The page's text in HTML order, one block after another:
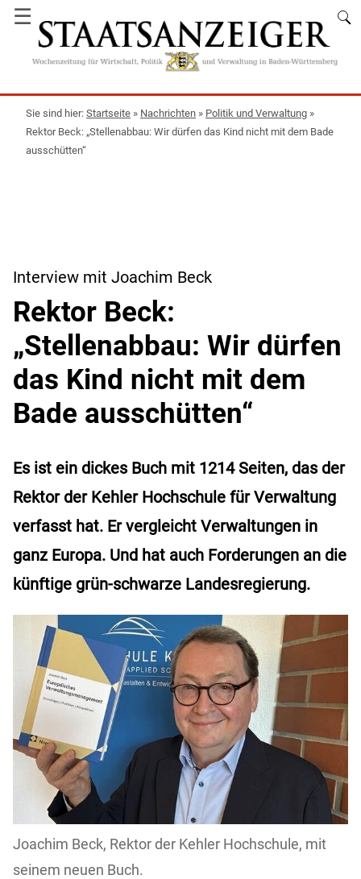
☰
Startseite » Nachrichten » Politik und Verwaltung »
Rektor Beck: „Stellenabbau: Wir dürfen das Kind nicht mit dem Bade
ausschütten“
Interview mit Joachim Beck
Rektor Beck:
„Stellenabbau: Wir dürfen
das Kind nicht mit dem
Bade ausschütten“
Es ist ein dickes Buch mit 1214 Seiten, das der
Rektor der Kehler Hochschule für Verwaltung
verfasst hat. Er vergleicht Verwaltungen in
ganz Europa. Und hat auch Forderungen an die
künftige grün-schwarze Landesregierung.
Joachim Beck, Rektor der Kehler Hochschule, mit
seinem neuen Buch.